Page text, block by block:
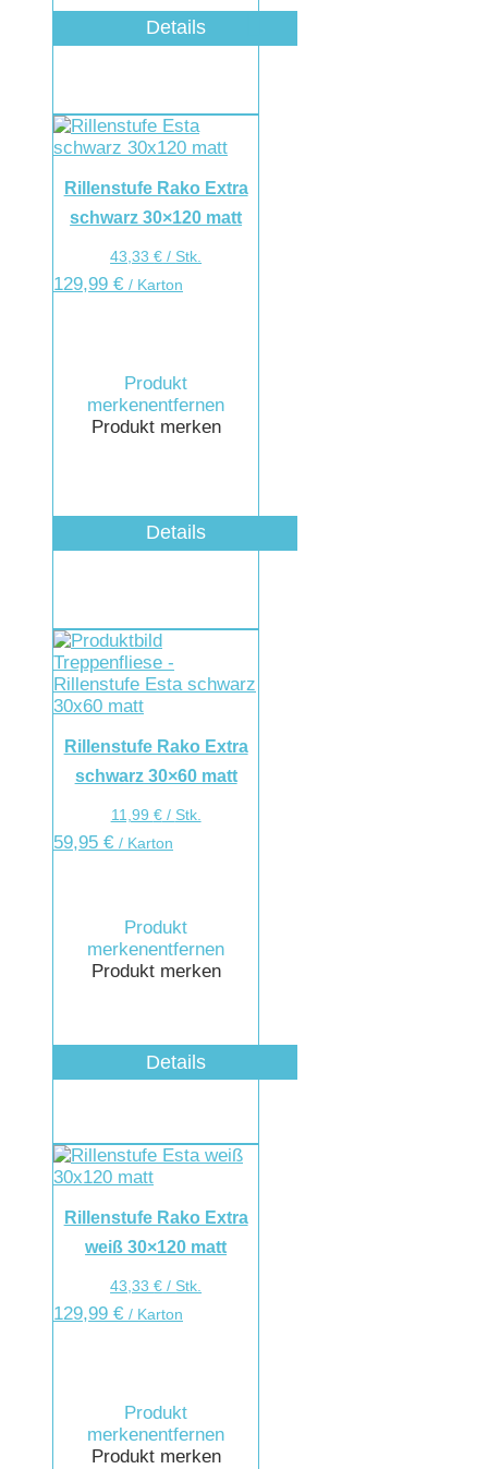
Details
Rillenstufe Rako Extra
schwarz 30×120 matt
43,33€ / Stk.
129,99 € / Karton
Produkt
merkenentfernen
Produkt merken
Details
Rillenstufe Rako Extra
schwarz 30×60 matt
11,99 €/ Stk.
59,95 € / Karton
Produkt
merkenentfernen
Produkt merken
Details
Rillenstufe Rako Extra
weiß 30×120 matt
43,33€ / Stk.
129,99 € / Karton
Produkt
merkenentfernen
Produkt merken